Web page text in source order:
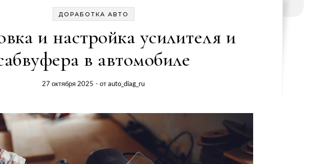
ДОРАБОТКА АВТО
и настройка усилителя и
в автомобиле
27 октября 2025 - отauto_diag_ru